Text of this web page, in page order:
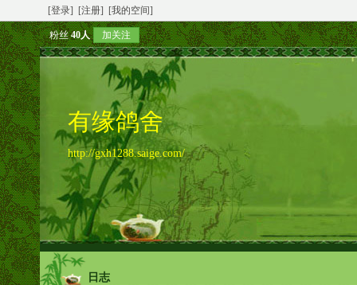
[登录] [注册] [我的空间]
粉丝40人 加关注
有缘鸽舍
http://gxh1288.saige.com/
日志